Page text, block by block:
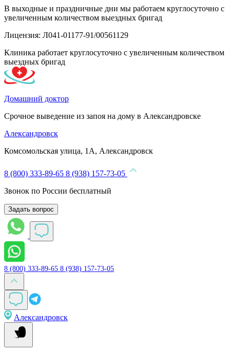
В выходные и праздничные дни мы работаем круглосуточно с
увеличенным количеством выездных бригад
Лицензия: Л041-01177-91/00561129
Клиника работает круглосуточно с увеличенным количеством
выездных бригад
Домашний доктор
Срочное выведение из запоя на дому в Александровске
Александровск
Комсомольская улица, 1А, Александровск
8 (800) 333-89-65 8 (938) 157-73-05
Звонок по России бесплатный
Задать вопрос
8 (800) 333-89-65 8 (938) 157-73-05
Александровск